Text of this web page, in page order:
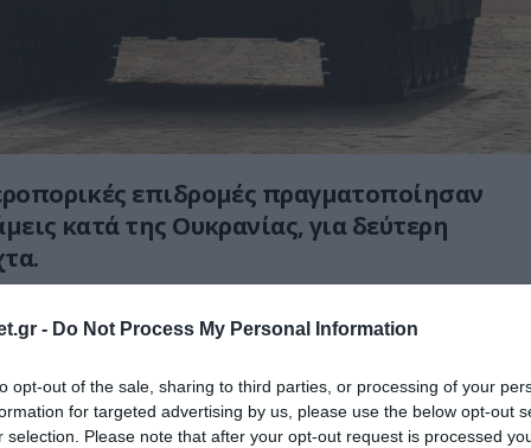
- Do Not Process My Personal Information
opt-out of the sale, sharing to third parties, or processing of your
for targeted advertising by us, please use the below opt-out
selection. Please note that after your opt-out request is processed
επιδρομές πραγματοποίησαν
κατά της Ουκρανίας, για δεύτερη
Μαΐου προς την 26η, οι ρωσικές
εξαπέλυσαν μία από τις πιο ισχυρές
στην Ουκρανία, χρησιμοποιώντας 298